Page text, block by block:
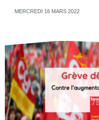
MERCREDI 16 MARS 2022